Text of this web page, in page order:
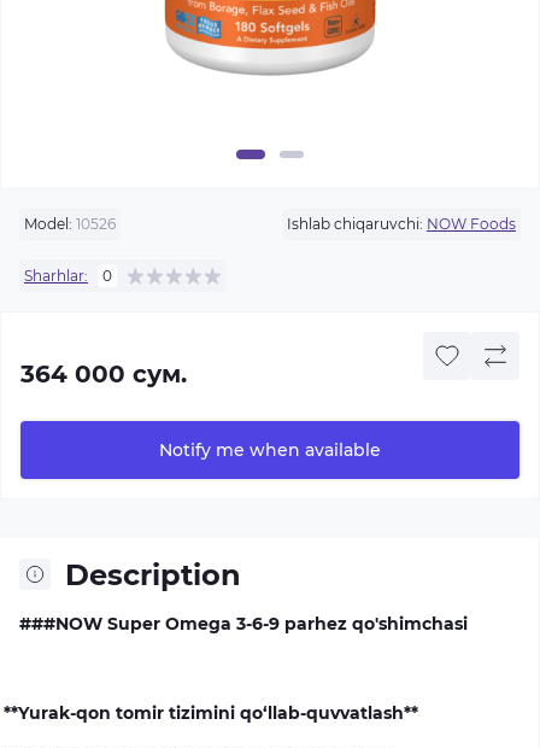
Model: 10526 Ishlab chiqaruvchi: NOW Foods
Sharhlar: 0
364 000 сум.
Notify me when available
Description
###NOW Super Omega 3-6-9 parhez qo'shimchasi
**Yurak-qon tomir tizimini qo‘llab-quvvatlash**